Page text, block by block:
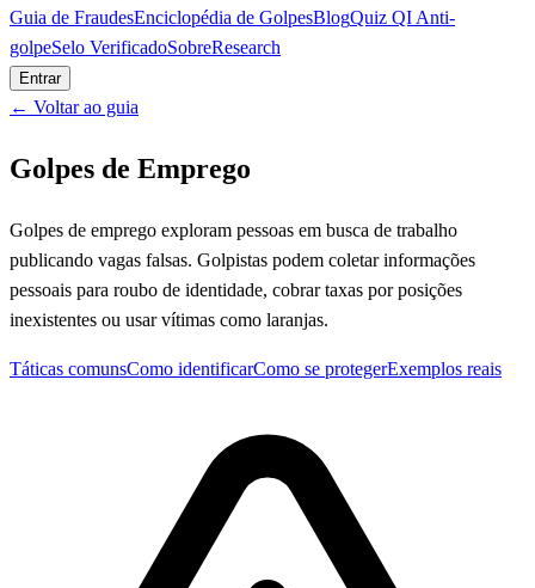
Guia de FraudesEnciclopédia de GolpesBlogQuiz QI Anti-
golpeSelo VerificadoSobreResearch
Entrar
← Voltar ao guia
Golpes de Emprego
Golpes de emprego exploram pessoas em busca de trabalho
publicando vagas falsas. Golpistas podem coletar informações
pessoais para roubo de identidade, cobrar taxas por posições
inexistentes ou usar vítimas como laranjas.
Táticas comunsComo identificarComo se protegerExemplos reais